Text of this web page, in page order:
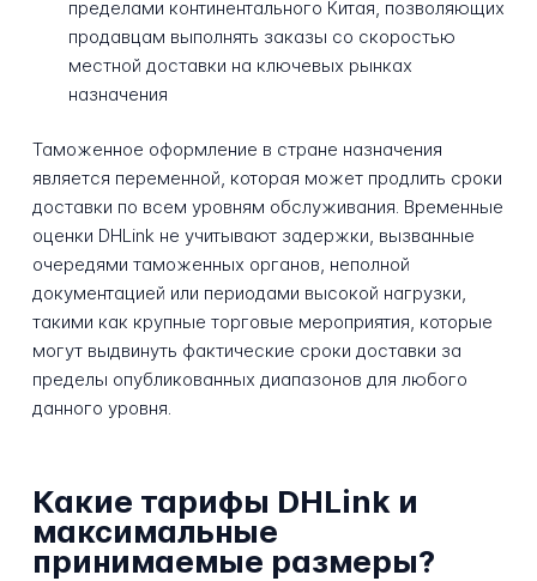
пределами континентального Китая, позволяющих
продавцам выполнять заказы со скоростью
местной доставки на ключевых рынках
назначения
Таможенное оформление в стране назначения
является переменной, которая может продлить сроки
доставки по всем уровням обслуживания. Временные
оценки DHLink не учитывают задержки, вызванные
очередями таможенных органов, неполной
документацией или периодами высокой нагрузки,
такими как крупные торговые мероприятия, которые
могут выдвинуть фактические сроки доставки за
пределы опубликованных диапазонов для любого
данного уровня.
Какие тарифы DHLink и
максимальные
принимаемые размеры?